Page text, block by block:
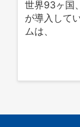
世界93ヶ国
が導入して
ムは、